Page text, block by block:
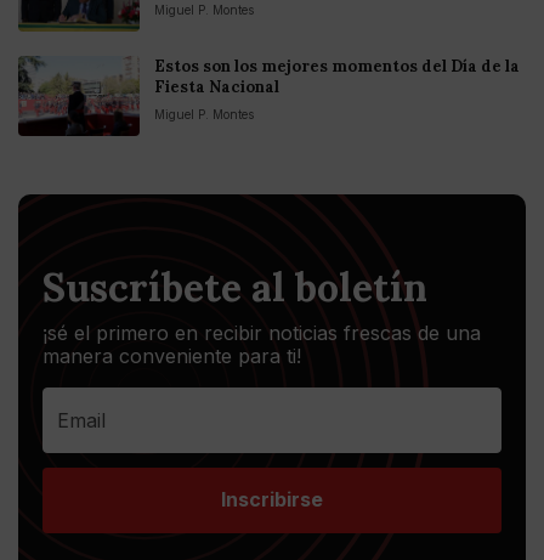
Miguel P. Montes
Estos son los mejores momentos del Día de la
Fiesta Nacional
Miguel P. Montes
Suscríbete al boletín
¡sé el primero en recibir noticias frescas de una
manera conveniente para ti!
Inscribirse